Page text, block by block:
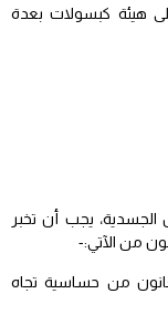
هيئة كبسولات بعدة
يجب أن تخبر
من الآتي:-
من حساسية تجاه